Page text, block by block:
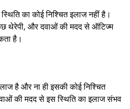
का कोई निश्चित इलाज नहीं है।
थेरेपी, और दवाओं की मदद से ऑटिज्म
है।
है और ना ही इसकी कोई निश्चित
की मदद से इस स्थिति का इलाज संभव